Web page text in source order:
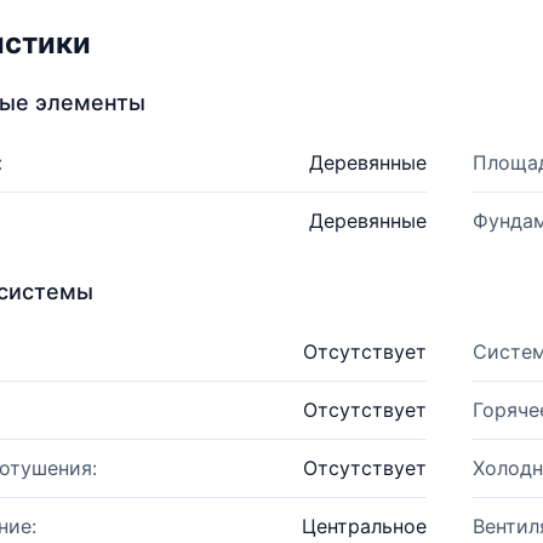
элементы
Деревянные
Деревянные
Отсутствует
Отсутствует
Отсутствует
Центральное